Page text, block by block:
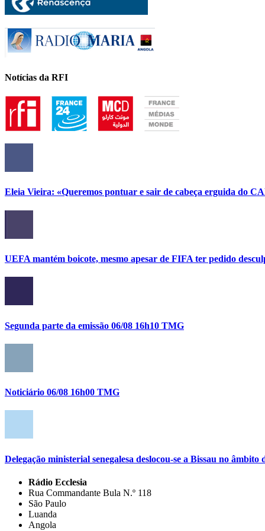
Notícias da RFI
Eleia Vieira: «Queremos pontuar e sair de cabeça erguida do
UEFA mantém boicote, mesmo apesar de FIFA ter pedido
Segunda parte da emissão 06/08 16h10 TMG
Noticiário 06/08 16h00 TMG
Delegação ministerial senegalesa deslocou-se a Bissau no
Rádio Ecclesia
Rua Commandante Bula N.º 118
São Paulo
Luanda
Angola